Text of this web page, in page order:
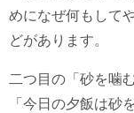
めになぜ何もして
どがあります。
二つ目の「砂を噛
「今日の夕飯は砂